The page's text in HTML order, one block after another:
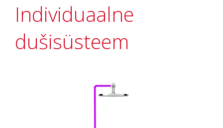
Individuaalne
dušisüsteem